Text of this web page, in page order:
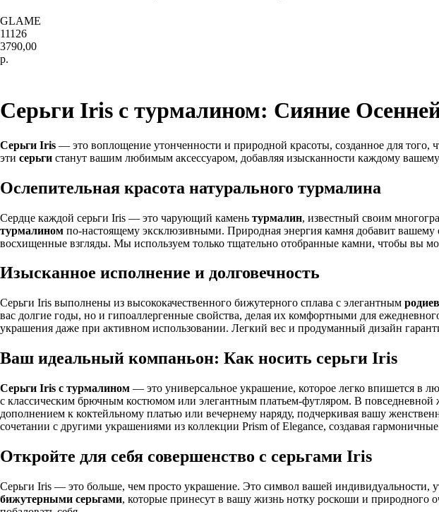
GLAME
11126
3790,00
р.
Серьги Iris с турмалином: Сияние
Серьги Iris — это воплощение утонченности и природной красоты, созданное для того,
эти серьги станут вашим любимым аксессуаром, добавляя изысканности каждому
Ослепительная красота натурального турмалина
Сердце каждой серьги Iris — это чарующий камень турмалин, известный своим
турмалином по-настоящему эксклюзивными. Природная энергия камня добавит
восхищенные взгляды. Мы используем только тщательно отобранные камни, чтобы вы
Изысканное исполнение и долговечность
Серьги Iris выполнены из высококачественного бижутерного сплава с элегантным
вас долгие годы, но и гипоаллергенные свойства, делая их комфортными для
украшения даже при активном использовании. Легкий вес и продуманный дизайн
Ваш идеальный компаньон: Как носить серьги Iris
Серьги Iris с турмалином — это универсальное украшение, которое легко впишется в
с классическим брючным костюмом или элегантным платьем-футляром. В
дополнением к коктейльному платью или вечернему наряду, подчеркивая вашу
сочетании с другими украшениями из коллекции Prism of Elegance, создавая
Откройте для себя совершенство с серьгами Iris
Серьги Iris — это больше, чем просто украшение. Это символ вашей индивидуальности,
бижутерными серьгами, которые принесут в вашу жизнь нотку роскоши и природного